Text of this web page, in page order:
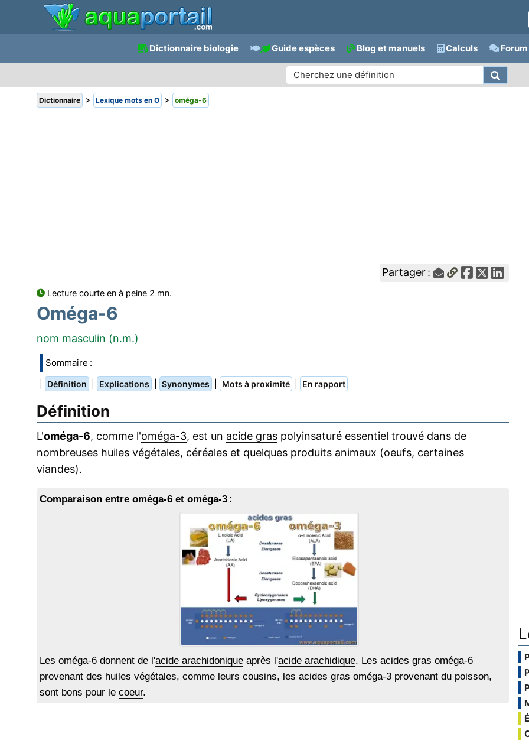
Dictionnaire biologie Guide espèces Blog et manuels Calculs
Dictionnaire > Lexique mots en O > oméga-6
Partager :
Lecture courte en à peine 2 mn.
Oméga-6
nom masculin (n.m.)
Sommaire :
Définition Explications Synonymes Mots à proximité En rapport
Définition
L'oméga-6, comme l'oméga-3, est un acide gras polyinsaturé essentiel trouvé dans de
nombreuses huiles végétales, céréales et quelques produits animaux (oeufs, certaines
viandes).
Comparaison entre oméga-6 et oméga-3 :
Les oméga-6 donnent de l'acide arachidonique après l'acide arachidique. Les acides gras oméga-6
provenant des huiles végétales, comme leurs cousins, les acides gras oméga-3 provenant du poisson,
sont bons pour le coeur.